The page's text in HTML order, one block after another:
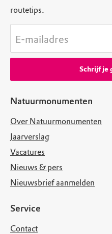
Natuurmonumenten
Over Natuurmonumenten
Jaarverslag
Vacatures
Nieuws & pers
Nieuwsbrief aanmelden
Service
Contact
routetips.
E-mailadres
Schrijf je